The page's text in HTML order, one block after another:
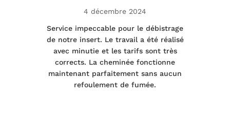
4 décembre 2024
Service impeccable pour le débistrage
de notre insert. Le travail a été réalisé
avec minutie et les tarifs sont très
corrects. La cheminée fonctionne
maintenant parfaitement sans aucun
refoulement de fumée.